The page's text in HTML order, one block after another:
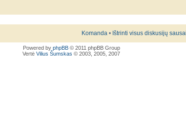
Komanda • Ištrinti visus diskusijų
Powered by phpBB© 2011 phpBB Group
Vertė Vilius Šumskas © 2003, 2005, 2007